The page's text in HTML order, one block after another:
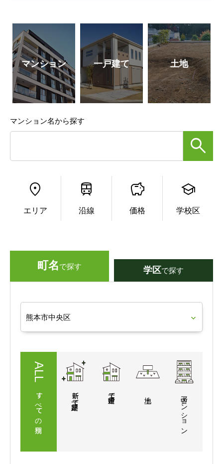
マンション 一戸建て 土地
マンション名から探す
エリア 沿線 価格 学校区
町名で探す 学区で探す
すべての
新築
一戸建て
一戸建て マンション